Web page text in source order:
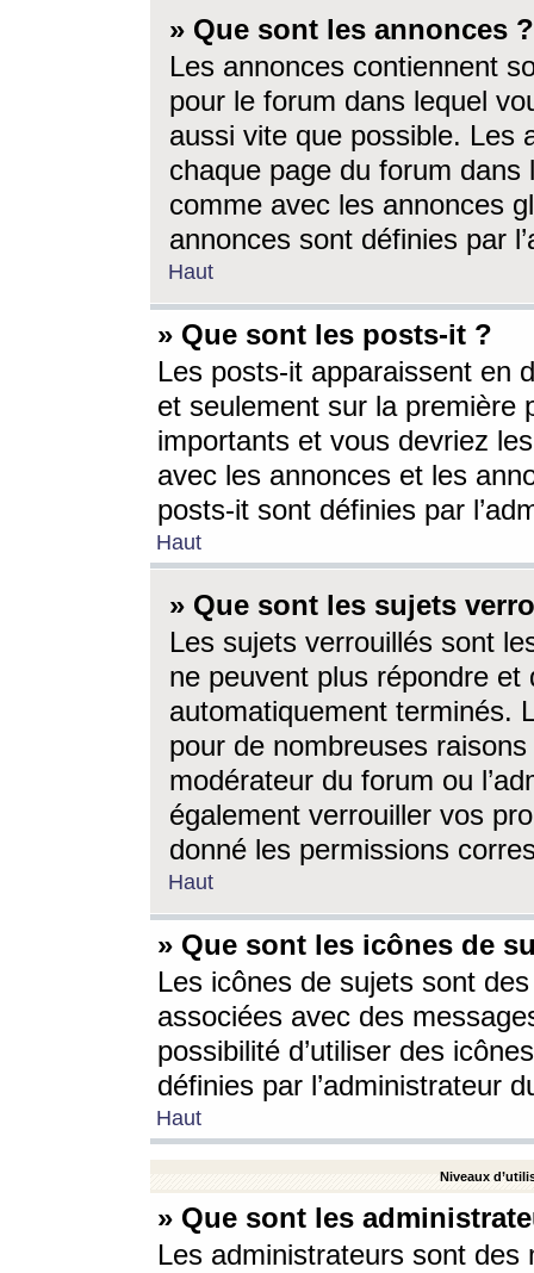
» Que sont les annonces ?
Les annonces contiennent
pour le forum dans lequel
aussi vite que possible. Les
chaque page du forum dans
comme avec les annonces
annonces sont définies par
Haut
» Que sont les posts-it ?
Les posts-it apparaissent en
et seulement sur la première
importants et vous devriez
avec les annonces et les
posts-it sont définies par
Haut
» Que sont les sujets
Les sujets verrouillés sont
ne peuvent plus répondre
automatiquement terminés.
pour de nombreuses
modérateur du forum ou
également verrouiller vos
donné les permissions
Haut
» Que sont les icônes de
Les icônes de sujets sont
associées avec des
possibilité d’utiliser des
définies par l’administrateur
Haut
Niveaux
» Que sont les
Les administrateurs sont